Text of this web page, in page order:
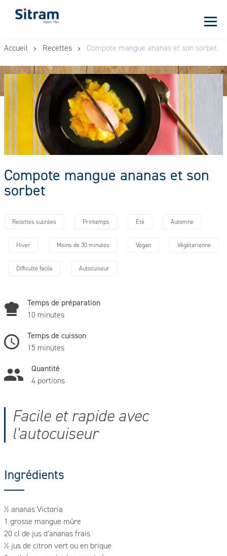
au
principal
Accueil Recettes Compote mangue ananas et son sorbet
Compote mangue ananas et son
sorbet
Recettes sucrées Printemps Été Automne
Hiver Moins de 30 minutes Vegan Végétarienne
Difficulté facile Autocuiseur
Temps de préparation
10 minutes
Temps de cuisson
15 minutes
Quantité
4 portions
Facile et rapide avec
l'autocuiseur
Ingrédients
½ ananas Victoria
1 grosse mangue mûre
20 cl de jus d’ananas frais
½ jus de citron vert ou en brique